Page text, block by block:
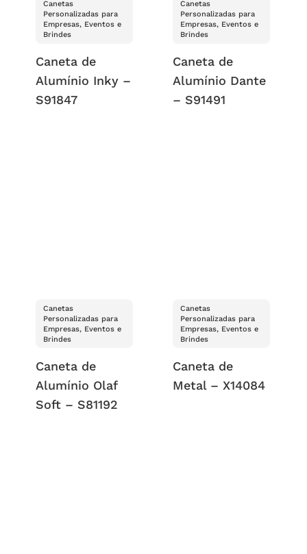
Canetas
Personalizadas para
Empresas, Eventos e
Brindes
Caneta de
Alumínio Inky –
S91847
Canetas
Personalizadas para
Empresas, Eventos e
Brindes
Caneta de
Alumínio Dante
– S91491
Canetas
Personalizadas para
Empresas, Eventos e
Brindes
Caneta de
Alumínio Olaf
Soft – S81192
Canetas
Personalizadas para
Empresas, Eventos e
Brindes
Caneta de
Metal – X14084